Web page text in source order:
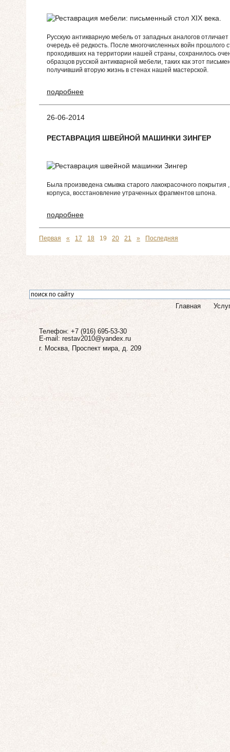
Русскую антикварную мебель от западных аналогов
очередь её редкость. После многочисленных войн прошлого
проходивших на территории нашей страны, сохранилось
образцов русской антикварной мебели, таких как этот
получивший вторую жизнь в стенах нашей мастерской.
подробнее
26-06-2014
РЕСТАВРАЦИЯ ШВЕЙНОЙ МАШИНКИ ЗИНГЕР
Была произведена смывка старого лакокрасочного покрытия
корпуса, восстановление утраченных фрагментов шпона.
подробнее
Первая « 17 18 19 20 21 » Последняя
Главная
Телефон: +7 (916) 695-53-30
E-mail: restav2010@yandex.ru
г. Москва, Проспект мира, д. 209